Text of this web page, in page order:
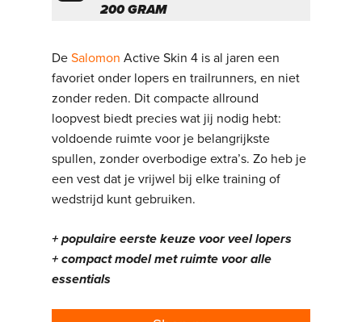
200 GRAM
DeSalomon Active Skin 4 is al jaren een
favoriet onder lopers en trailrunners, en niet
zonder reden. Dit compacte allround
loopvest biedt precies wat jij nodig hebt:
voldoende ruimte voor je belangrijkste
spullen, zonder overbodige extra’s. Zo heb je
een vest dat je vrijwel bij elke training of
wedstrijd kunt gebruiken.
+ populaire eerste keuze voor veel lopers
+ compact model met ruimte voor alle
essentials